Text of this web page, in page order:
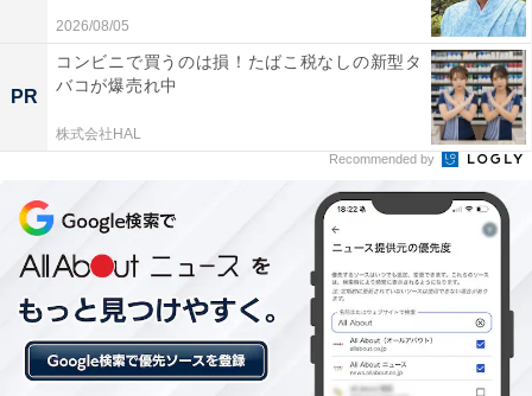
1位：九州各地へのアクセスが良い「鳥栖市」
2026/08/05
PR
コンビニで買うのは損！たばこ税なしの新型タ
バコが爆売れ中
株式会社HAL
Recommended by